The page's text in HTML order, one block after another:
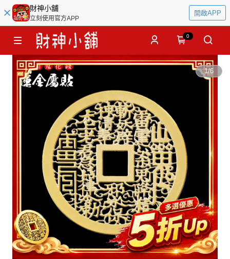
財神小舖
立刻使用官方APP
開啟APP
0
1/6